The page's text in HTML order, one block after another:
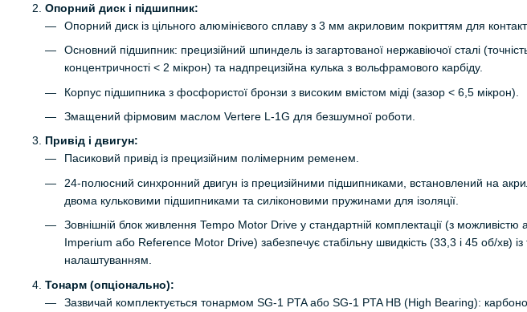
Опорний диск і підшипник:
Опорний диск із цільного алюмінієвого сплаву з 3 мм акриловим покриттям для
Основний підшипник: прецизійний шпиндель із загартованої нержавіючої сталі
концентричності < 2 мікрон) та надпрецизійна кулька з вольфрамового карбіду.
Корпус підшипника з фосфористої бронзи з високим вмістом міді (зазор < 6,5 мікрон).
Змащений фірмовим маслом Vertere L-1G для безшумної роботи.
Привід і двигун:
Пасиковий привід із прецизійним полімерним ременем.
24-полюсний синхронний двигун із прецизійними підшипниками, встановлений на
двома кульковими підшипниками та силіконовими пружинами для ізоляції.
Зовнішній блок живлення Tempo Motor Drive у стандартній комплектації (з можливістю
Imperium або Reference Motor Drive) забезпечує стабільну швидкість (33,3 і 45 об/хв) із
налаштуванням.
Тонарм (опціонально):
Зазвичай комплектується тонармом SG-1 PTA або SG-1 PTA HB (High Bearing):